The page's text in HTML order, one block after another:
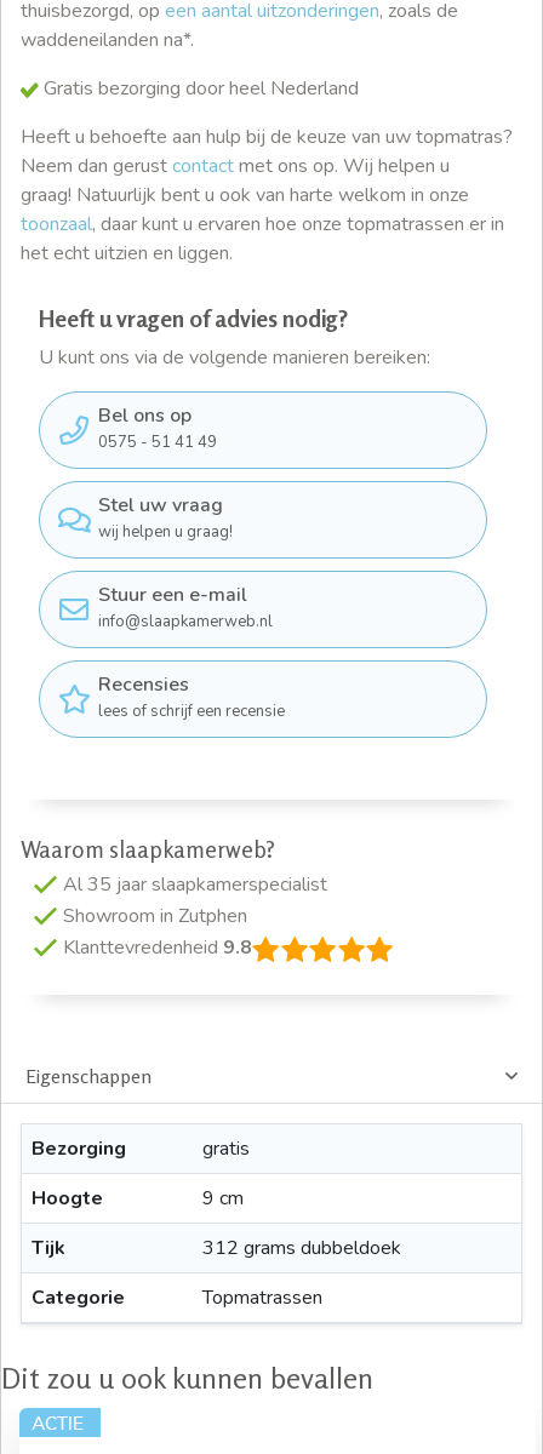
thuisbezorgd, op een aantal uitzonderingen, zoals de
waddeneilanden na*.
Gratis bezorging door heel Nederland
Heeft u behoefte aan hulp bij de keuze van uw topmatras?
Neem dan gerustcontactmet ons op. Wij helpen u
graag! Natuurlijk bent u ook van harte welkom in onze
toonzaal, daar kunt u ervaren hoe onze topmatrassen er in
het echt uitzien en liggen.
Heeft u vragen of advies nodig?
U kunt ons via de volgende manieren bereiken:
Bel ons op
0575 - 51 41 49
Stel uw vraag
wij helpen u graag!
Stuur een e-mail
info@slaapkamerweb.nl
Recensies
lees of schrijf een recensie
Waarom slaapkamerweb?
Al 35 jaar slaapkamerspecialist
Showroom in Zutphen
Klanttevredenheid 9.8
Eigenschappen
Bezorging
gratis
Hoogte
9 cm
Tijk
312 grams dubbeldoek
Categorie
Topmatrassen
Dit zou u ook kunnen bevallen